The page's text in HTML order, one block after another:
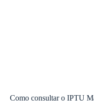
Como consultar o IPTU